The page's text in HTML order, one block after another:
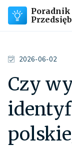
Poradnik
2026-06-02
Czy